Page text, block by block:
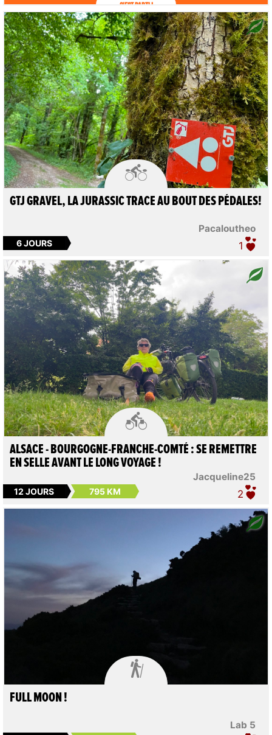
C'est parti !

Pacaloutheo
GTJ GRAVEL, LA JURASSIC TRACE AU BOUT DES PÉDALES!
6 JOURS 1

Jacqueline25
ALSACE - BOURGOGNE-FRANCHE-COMTÉ : SE REMETTRE
EN SELLE AVANT LE LONG VOYAGE !
12 JOURS 795 KM 2

Lab 5
FULL MOON !